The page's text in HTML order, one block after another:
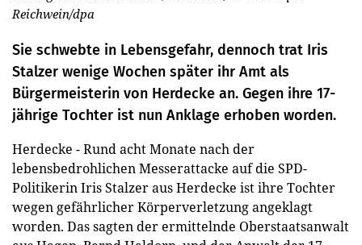
Reichwein/dpa
Sie schwebte in Lebensgefahr, dennoch trat Iris
Stalzer wenige Wochen später ihr Amt als
Bürgermeisterin von Herdecke an. Gegen ihre 17-
jährige Tochter ist nun Anklage erhoben worden.
Herdecke - Rund acht Monate nach der
lebensbedrohlichen Messerattacke auf die SPD-
Politikerin Iris Stalzer aus Herdecke ist ihre Tochter
wegen gefährlicher Körperverletzung angeklagt
worden. Das sagten der ermittelnde Oberstaatsanwalt